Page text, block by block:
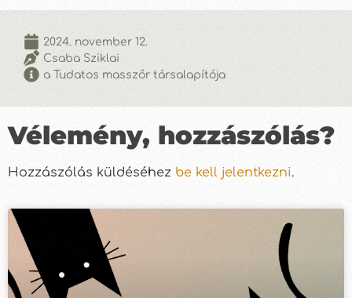
2024. november 12.
Csaba Sziklai
a Tudatos masszőr társalapítója
Vélemény, hozzászólás?
Hozzászólás küldéséhez be kell jelentkezni.